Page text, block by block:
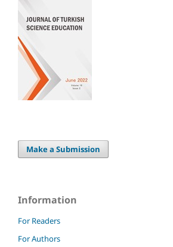
Make a Submission
Information
For Readers
For Authors